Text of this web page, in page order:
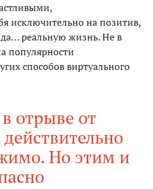
исключительно на позитив,
реальную жизнь. Не в
популярности
способов виртуального
отрыве от
Но этим и